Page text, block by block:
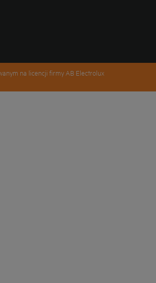
na licencji firmy AB Electrolux